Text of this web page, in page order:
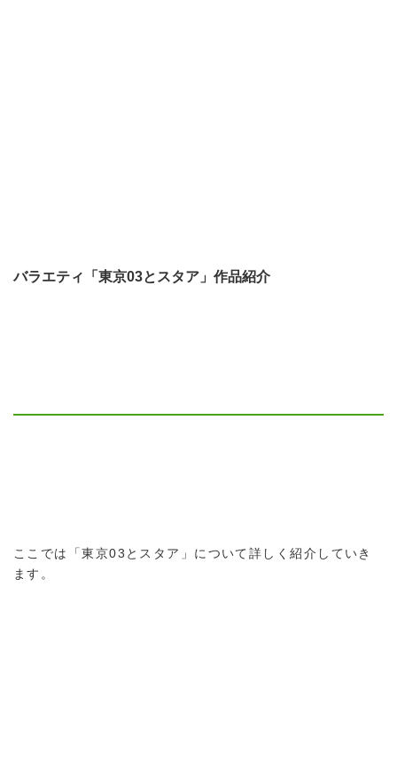
バラエティ「東京03とスタア」作品紹介
ここでは「東京03とスタア」について詳しく紹介していき
ます。